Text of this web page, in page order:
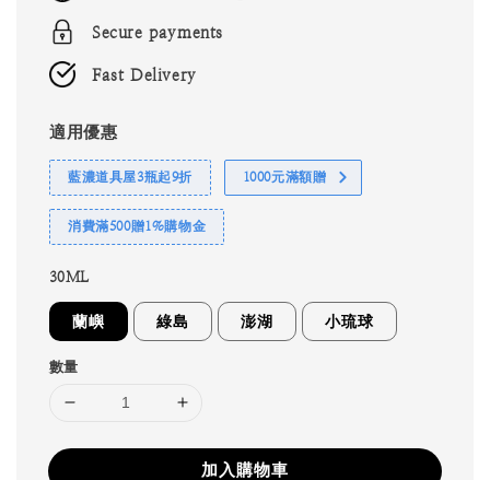
Secure payments
Fast Delivery
適用優惠
藍濃道具屋3瓶起9折 1000元滿額贈
消費滿500贈1%購物金
30ML
蘭嶼 綠島 澎湖 小琉球
數量
加入購物車